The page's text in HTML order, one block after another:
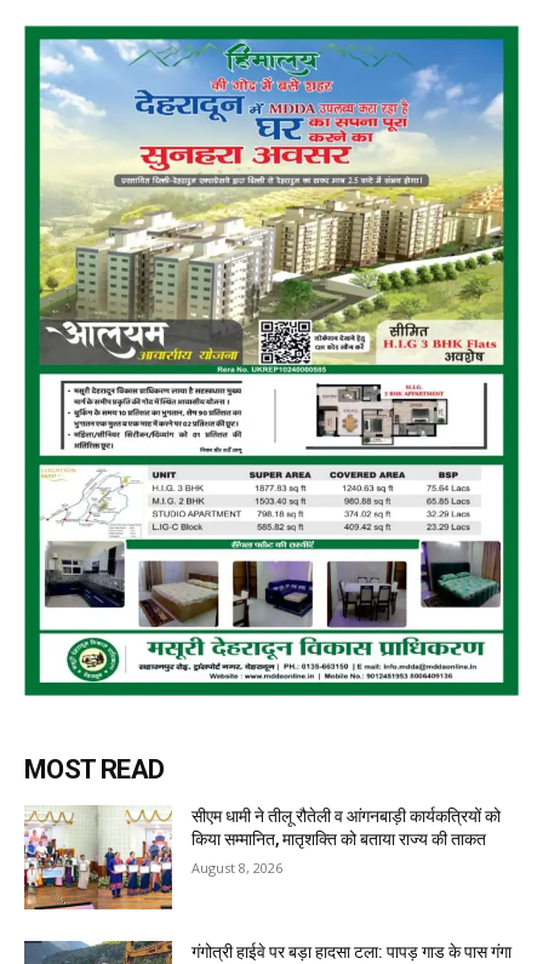
MOST READ
सीएम धामी ने तीलू रौतेली व आंगनबाड़ी कार्यकत्रियों को
किया सम्मानित, मातृशक्ति को बताया राज्य की ताकत
August 8, 2026
गंगोत्री हाईवे पर बड़ा हादसा टला: पापड़ गाड के पास गंगा